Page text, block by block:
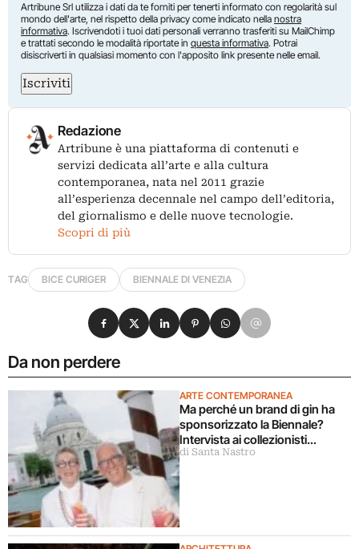
Artribune Srl utilizza i dati da te forniti per tenerti informato con regolarità sul
mondo dell'arte, nel rispetto della privacy come indicato nella nostra
informativa. Iscrivendoti i tuoi dati personali verranno trasferiti su MailChimp
e trattati secondo le modalità riportate in questa informativa. Potrai
disiscriverti in qualsiasi momento con l'apposito link presente nelle email.
Iscriviti
Redazione
Artribune è una piattaforma di contenuti e
servizi dedicata all’arte e alla cultura
contemporanea, nata nel 2011 grazie
all’esperienza decennale nel campo dell’editoria,
del giornalismo e delle nuove tecnologie.
Scopri di più
TAG BICE CURIGER BIENNALE DI VENEZIA
Da non perdere
ARTE CONTEMPORANEA
Ma perché un brand di gin ha
sponsorizzato la Biennale?
Intervista ai collezionisti
fondatori di Quattro Gatti
di Santa Nastro
Condividi su Facebook
Condividi su X
Condividi su LinkedIn
Condividi su Pinterest
Condividi su WhatsApp
Condividi su Email